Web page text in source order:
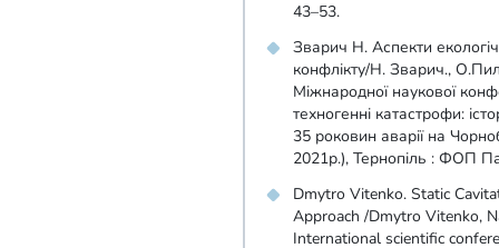
43–53.
Зварич Н. Аспекти
конфлікту/Н. Зварич.,
Міжнародної наукової
техногенні катастрофи:
35 роковин аварії на
2021р.), Тернопіль : ФОП
Dmytro Vitenko. Static
Approach /Dmytro Vitenko,
International scientific